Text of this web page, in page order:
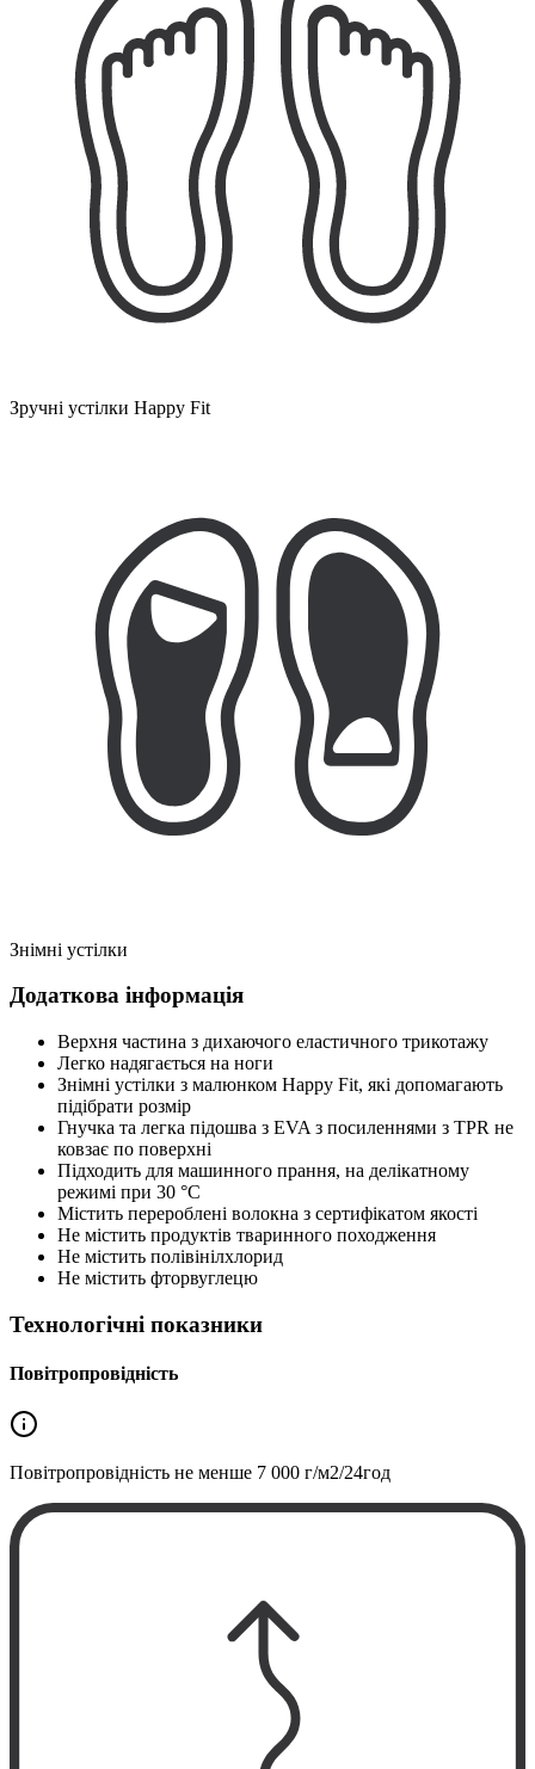
Зручні устілки Happy Fit
Знімні устілки
Додаткова інформація
Верхня частина з дихаючого еластичного трикотажу
Легко надягається на ноги
Знімні устілки з малюнком Happy Fit, які допомагають
підібрати розмір
Гнучка та легка підошва з EVA з посиленнями з TPR не
ковзає по поверхні
Підходить для машинного прання, на делікатному
режимі при 30 °C
Містить перероблені волокна з сертифікатом якості
Не містить продуктів тваринного походження
Не містить полівінілхлорид
Не містить фторвуглецю
Технологічні показники
Повітропровідність
Повітропровідність не менше 7 000 г/м2/24год